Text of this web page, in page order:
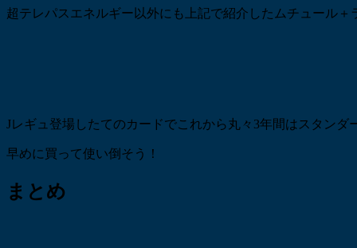
超テレパスエネルギー以外にも上記で紹介したムチュール
Jレギュ登場したてのカードでこれから丸々3年間はスタンダ
早めに買って使い倒そう！
まとめ